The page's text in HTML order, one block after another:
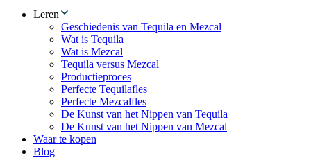
Leren
Geschiedenis van Tequila en Mezcal
Wat is Tequila
Wat is Mezcal
Tequila versus Mezcal
Productieproces
Perfecte Tequilafles
Perfecte Mezcalfles
De Kunst van het Nippen van Tequila
De Kunst van het Nippen van Mezcal
Waar te kopen
Blog